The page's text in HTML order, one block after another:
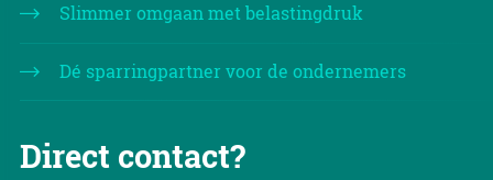
Slimmer omgaan met belastingdruk
Dé sparringpartner voor de ondernemers
Direct contact?